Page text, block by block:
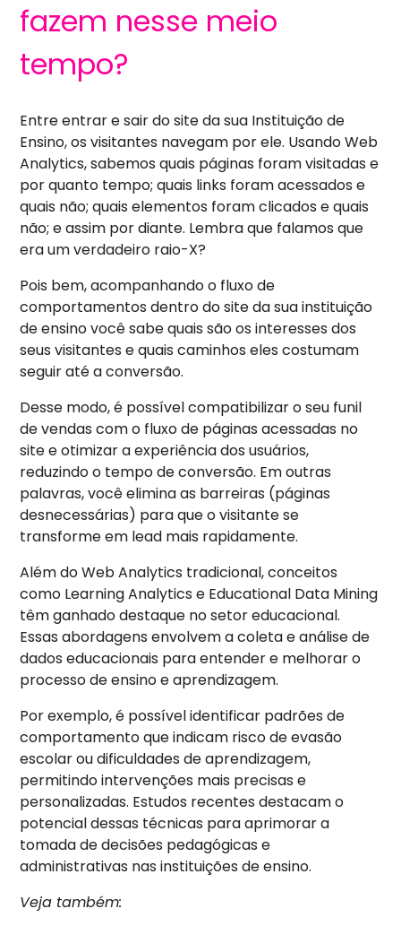
fazem nesse meio
tempo?
Entre entrar e sair do site da sua Instituição de
Ensino, os visitantes navegam por ele. Usando Web
Analytics, sabemos quais páginas foram visitadas e
por quanto tempo; quais links foram acessados e
quais não; quais elementos foram clicados e quais
não; e assim por diante. Lembra que falamos que
era um verdadeiro raio-X?
Pois bem, acompanhando o fluxo de
comportamentos dentro do site da sua instituição
de ensino você sabe quais são os interesses dos
seus visitantes e quais caminhos eles costumam
seguir até a conversão.
Desse modo, é possível compatibilizar o seu funil
de vendas com o fluxo de páginas acessadas no
site e otimizar a experiência dos usuários,
reduzindo o tempo de conversão. Em outras
palavras, você elimina as barreiras (páginas
desnecessárias) para que o visitante se
transforme em lead mais rapidamente.
Além do Web Analytics tradicional, conceitos
como Learning Analytics e Educational Data Mining
têm ganhado destaque no setor educacional.
Essas abordagens envolvem a coleta e análise de
dados educacionais para entender e melhorar o
processo de ensino e aprendizagem.
Por exemplo, é possível identificar padrões de
comportamento que indicam risco de evasão
escolar ou dificuldades de aprendizagem,
permitindo intervenções mais precisas e
personalizadas. Estudos recentes destacam o
potencial dessas técnicas para aprimorar a
tomada de decisões pedagógicas e
administrativas nas instituições de ensino.
Veja também: